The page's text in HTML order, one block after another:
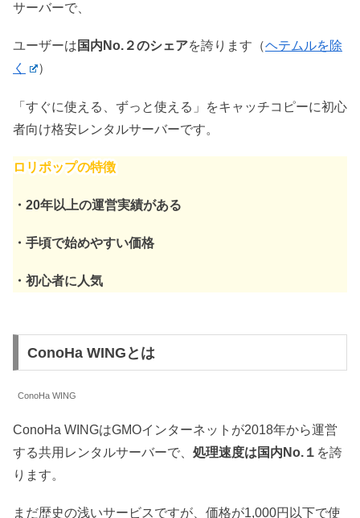
サーバーで、
ユーザーは 国内No.２のシェアを誇ります（ヘテムルを除
く
）
「すぐに使える、ずっと使える」をキャッチコピーに初心
者向け格安レンタルサーバーです。
ロリポップの特徴
・20年以上の運営実績がある
・手頃で始めやすい価格
・初心者に人気
ConoHa WINGとは
ConoHa WING
ConoHa WINGはGMOインターネットが2018年から運営
する共用レンタルサーバーで、 処理速度は国内No.１ を誇
ります。
まだ歴史の浅いサービスですが、価格が1,000円以下で使